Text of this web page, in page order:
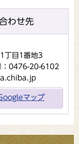
わせ先
丁目1番地3
：0476-20-6102
マップ